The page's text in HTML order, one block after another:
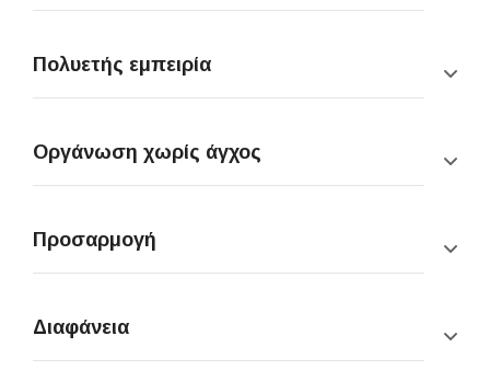
Πολυετής εμπειρία
Οργάνωση χωρίς άγχος
Προσαρμογή
Διαφάνεια